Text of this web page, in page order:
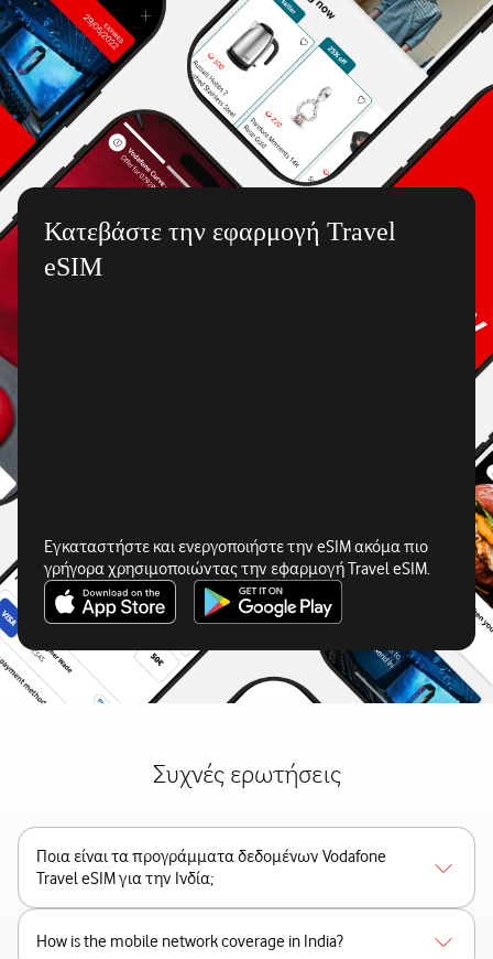
Κατεβάστε την εφαρμογή Travel
eSIM
Εγκαταστήστε και ενεργοποιήστε την eSIM ακόμα πιο
γρήγορα χρησιμοποιώντας την εφαρμογή Travel eSIM.
Συχνές ερωτήσεις
Ποια είναι τα προγράμματα δεδομένων Vodafone
Travel eSIM για την Ινδία;
How is the mobile network coverage in India?